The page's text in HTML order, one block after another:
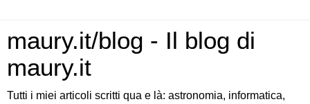
maury.it/blog - Il blog di
maury.it
Tutti i miei articoli scritti qua e là: astronomia, informatica,